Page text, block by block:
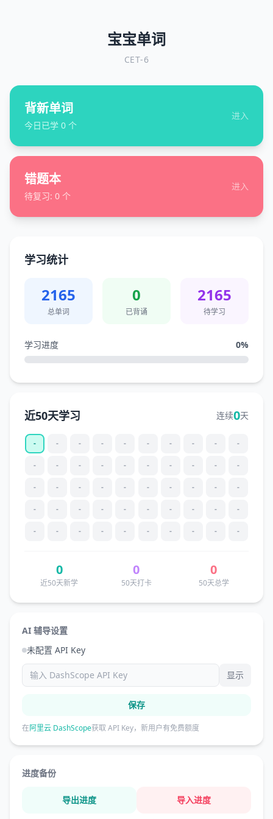
宝宝单词
CET-6
背新单词
今日已学 0 个
进入
错题本
待复习: 0 个
进入
学习统计
2165
总单词
0
已背诵
2165
待学习
学习进度 0%
近50天学习 连续0天
- - - - - - - - - -
- - - - - - - - - -
- - - - - - - - - -
- - - - - - - - - -
- - - - - - - - - -
0
近50天新学
0
50天打卡
0
50天总学
AI 辅导设置
未配置 API Key
显示
保存
在阿里云 DashScope获取 API Key，新用户有免费额度
进度备份
导出进度 导入进度